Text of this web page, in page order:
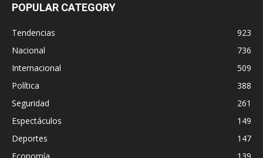
POPULAR CATEGORY
Tendencias
923
Nacional
736
Internacional
509
Política
388
Seguridad
261
Espectáculos
149
Deportes
147